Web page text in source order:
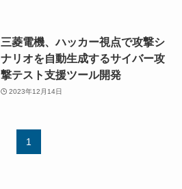
三菱電機、ハッカー視点で攻撃シ
ナリオを自動生成するサイバー攻
撃テスト支援ツール開発
2023年12月14日
1